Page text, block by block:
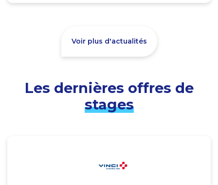
Voir plus d'actualités
Les dernières offres de
stages